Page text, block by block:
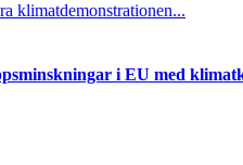
klimatdemonstrationen...
i EU med